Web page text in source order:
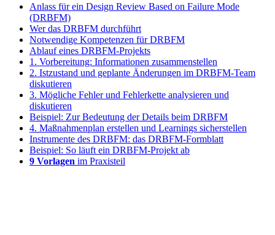
Anlass für ein Design Review Based on Failure Mode
(DRBFM)
Wer das DRBFM durchführt
Notwendige Kompetenzen für DRBFM
Ablauf eines DRBFM-Projekts
1. Vorbereitung: Informationen zusammenstellen
2. Istzustand und geplante Änderungen im DRBFM-Team
diskutieren
3. Mögliche Fehler und Fehlerkette analysieren und
diskutieren
Beispiel: Zur Bedeutung der Details beim DRBFM
4. Maßnahmenplan erstellen und Learnings sicherstellen
Instrumente des DRBFM: das DRBFM-Formblatt
Beispiel: So läuft ein DRBFM-Projekt ab
9 Vorlagen im Praxisteil